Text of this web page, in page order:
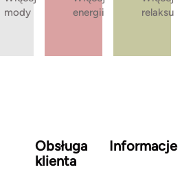
mody
energii
relaksu
Obsługa
klienta
Informacje